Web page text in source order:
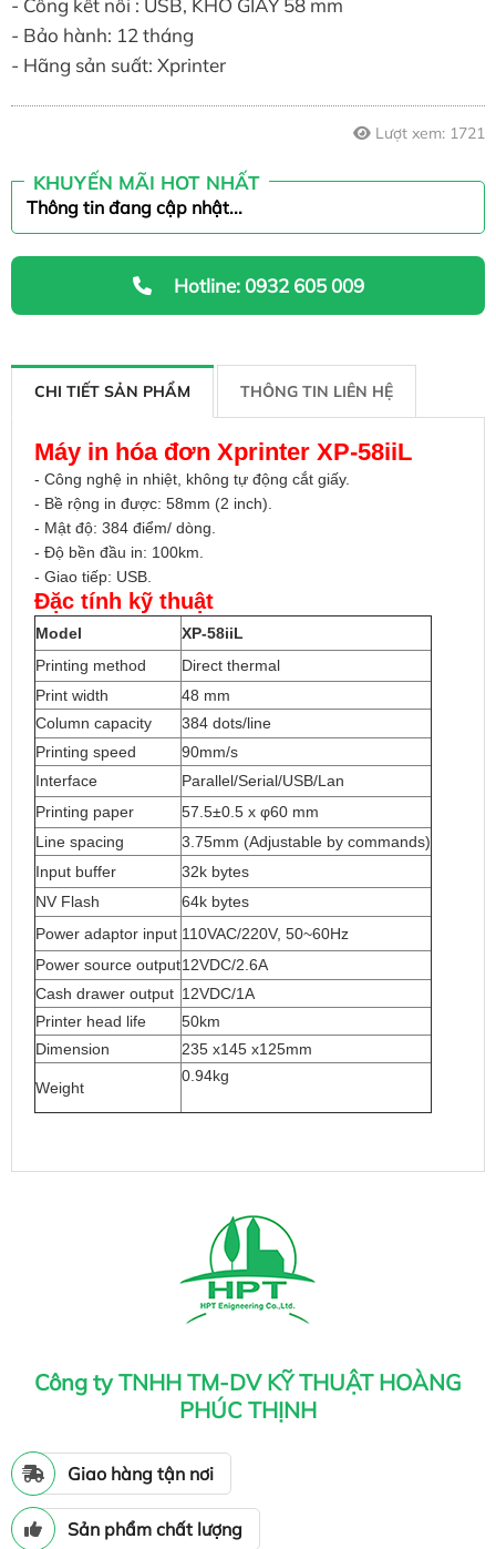
- Cổng kết nối : USB, KHỔ GIẤY 58 mm
- Bảo hành: 12 tháng
- Hãng sản suất: Xprinter
Lượt xem: 1721
KHUYẾN MÃI HOT NHẤT
Thông tin đang cập nhật...
Hotline: 0932 605 009
CHI TIẾT SẢN PHẨM THÔNG TIN LIÊN HỆ
Máy in hóa đơn Xprinter XP-58iiL
- Công nghệ in nhiệt, không tự động cắt giấy.
- Bề rộng in được: 58mm (2 inch).
- Mật độ: 384 điểm/ dòng.
- Độ bền đầu in: 100km.
- Giao tiếp: USB.
Đặc tính kỹ thuật
Model
XP-58iiL
Printing method
Direct thermal
Print width
48 mm
Column capacity
384 dots/line
Printing speed
90mm/s
Interface
Parallel/Serial/USB/Lan
Printing paper
57.5±0.5 x φ60 mm
Line spacing
3.75mm (Adjustable by commands)
Input buffer
32k bytes
NV Flash
64k bytes
Power adaptor input 110VAC/220V, 50~60Hz
Power source output12VDC/2.6A
Cash drawer output 12VDC/1A
Printer head life
50km
Dimension
235 x145 x125mm
Weight
0.94kg
Công ty TNHH TM-DV KỸ THUẬT HOÀNG
PHÚC THỊNH
Giao hàng tận nơi
Sản phẩm chất lượng